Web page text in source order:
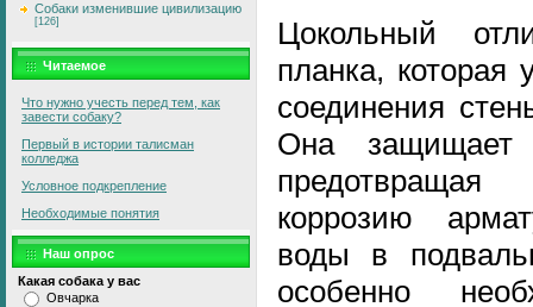
Собаки изменившие цивилизацию
[126]
Читаемое
Что нужно учесть перед тем, как
завести собаку?
Первый в истории талисман
колледжа
Условное подкрепление
Необходимые понятия
Наш опрос
Какая собака у вас
Овчарка
Цокольный
планка, которая
соединения
Она защищает
коррозию
воды в
особенно